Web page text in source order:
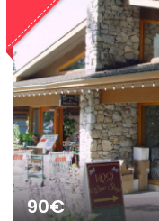
90€